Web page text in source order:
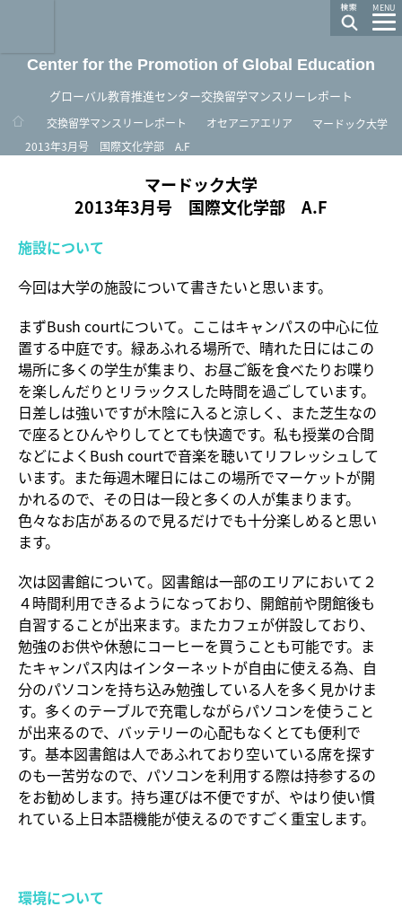
MENU
Center for the Promotion of Global Education
グローバル教育推進センター交換留学マンスリーレポート
ホーム
交換留学マンスリーレポート オセアニアエリア
マードック大学
2013年3月号 国際文化学部 A.F
マードック大学
2013年3月号 国際文化学部 A.F
施設について
今回は大学の施設について書きたいと思います。
まずBush courtについて。ここはキャンパスの中心に位
置する中庭です。緑あふれる場所で、晴れた日にはこの
場所に多くの学生が集まり、お昼ご飯を食べたりお喋り
を楽しんだりとリラックスした時間を過ごしています。
日差しは強いですが木陰に入ると涼しく、また芝生なの
で座るとひんやりしてとても快適です。私も授業の合間
などによくBush courtで音楽を聴いてリフレッシュして
います。また毎週木曜日にはこの場所でマーケットが開
かれるので、その日は一段と多くの人が集まります。
色々なお店があるので見るだけでも十分楽しめると思い
ます。
次は図書館について。図書館は一部のエリアにおいて２
４時間利用できるようになっており、開館前や閉館後も
自習することが出来ます。またカフェが併設しており、
勉強のお供や休憩にコーヒーを買うことも可能です。ま
たキャンパス内はインターネットが自由に使える為、自
分のパソコンを持ち込み勉強している人を多く見かけま
す。多くのテーブルで充電しながらパソコンを使うこと
が出来るので、バッテリーの心配もなくとても便利で
す。基本図書館は人であふれており空いている席を探す
のも一苦労なので、パソコンを利用する際は持参するの
をお勧めします。持ち運びは不便ですが、やはり使い慣
れている上日本語機能が使えるのですごく重宝します。
環境について